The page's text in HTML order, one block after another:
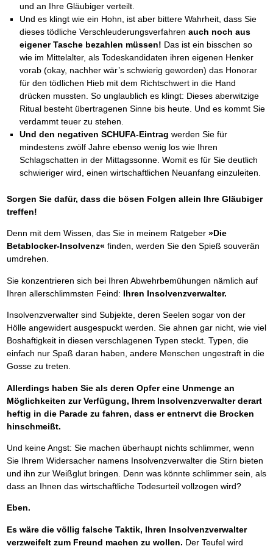
und an Ihre Gläubiger verteilt.
Und es klingt wie ein Hohn, ist aber bittere Wahrheit, dass Sie
dieses tödliche Verschleuderungsverfahrenauch noch aus
eigener Tasche bezahlen müssen! Das ist ein bisschen so
wie im Mittelalter, als Todeskandidaten ihren eigenen Henker
vorab (okay, nachher wär’s schwierig geworden) das Honorar
für den tödlichen Hieb mit dem Richtschwert in die Hand
drücken mussten. So unglaublich es klingt: Dieses aberwitzige
Ritual besteht übertragenen Sinne bis heute. Und es kommt Sie
verdammt teuer zu stehen.
Und den negativen SCHUFA-Eintrag werden Sie für
mindestens zwölf Jahre ebenso wenig los wie Ihren
Schlagschatten in der Mittagssonne. Womit es für Sie deutlich
schwieriger wird, einen wirtschaftlichen Neuanfang einzuleiten.
Sorgen Sie dafür, dass die bösen Folgen allein Ihre Gläubiger
treffen!
Denn mit dem Wissen, das Sie in meinem Ratgeber »Die
Betablocker-Insolvenz« finden, werden Sie den Spieß souverän
umdrehen.
Sie konzentrieren sich bei Ihren Abwehrbemühungen nämlich auf
Ihren allerschlimmsten Feind: Ihren Insolvenzverwalter.
Insolvenzverwalter sind Subjekte, deren Seelen sogar von der
Hölle angewidert ausgespuckt werden. Sie ahnen gar nicht, wie viel
Boshaftigkeit in diesen verschlagenen Typen steckt. Typen, die
einfach nur Spaß daran haben, andere Menschen ungestraft in die
Gosse zu treten.
Allerdings haben Sie als deren Opfer eine Unmenge an
Möglichkeiten zur Verfügung, Ihrem Insolvenzverwalter derart
heftig in die Parade zu fahren, dass er entnervt die Brocken
hinschmeißt.
Und keine Angst: Sie machen überhaupt nichts schlimmer, wenn
Sie Ihrem Widersacher namens Insolvenzverwalter die Stirn bieten
und ihn zur Weißglut bringen. Denn was könnte schlimmer sein, als
dass an Ihnen das wirtschaftliche Todesurteil vollzogen wird?
Eben.
Es wäre die völlig falsche Taktik, Ihren Insolvenzverwalter
verzweifelt zum Freund machen zu wollen. Der Teufel wird